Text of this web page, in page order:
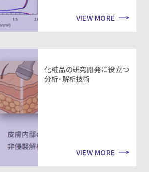
VIEW MORE
化粧品の研究開発に役立つ
分析･解析技術
VIEW MORE